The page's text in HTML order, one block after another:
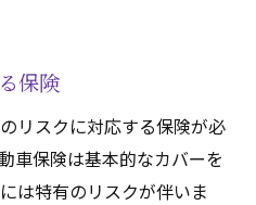
保険
リスクに対応する保険が必
車保険は基本的なカバーを
は特有のリスクが伴いま